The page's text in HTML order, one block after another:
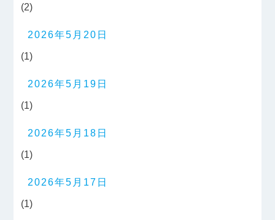
(2)
2026年5月20日
(1)
2026年5月19日
(1)
2026年5月18日
(1)
2026年5月17日
(1)